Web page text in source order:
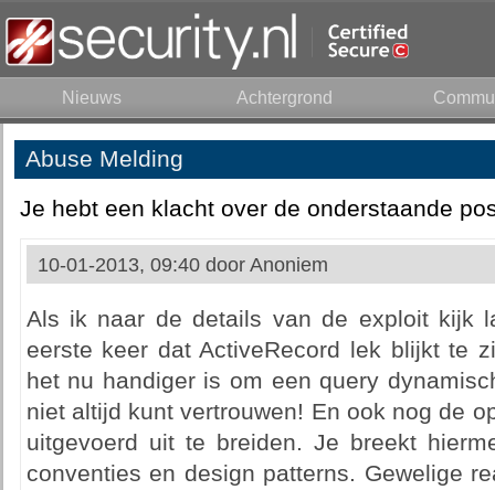
Nieuws Achtergrond
Abuse Melding
Je hebt een klacht over de onderstaande
10-01-2013, 09:40 door Anoniem
Als ik naar de details van de exploit kijk
eerste keer dat ActiveRecord lek blijkt te
het nu handiger is om een query
niet altijd kunt vertrouwen! En ook nog de
uitgevoerd uit te breiden. Je breekt
conventies en design patterns. Gewelige